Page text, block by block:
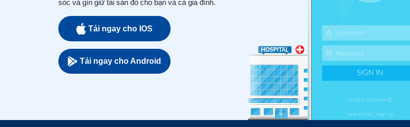
sóc và gìn giữ tài sản đó cho bạn và cả gia đình.
Tải ngay cho IOS
Tải ngay cho Android